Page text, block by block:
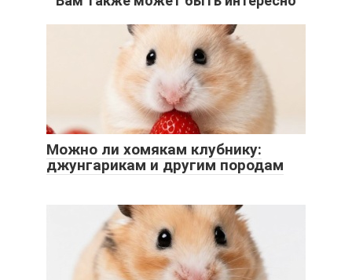
Можно ли хомякам клубнику:
джунгарикам и другим породам